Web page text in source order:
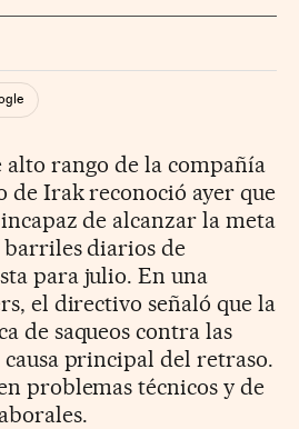
Twitter
Redes Sociales
rango de la compañía
de Irak reconoció ayer que
de alcanzar la meta
barriles diarios de
para julio. En una
el directivo señaló que la
de saqueos contra las
causa principal del retraso.
problemas técnicos y de